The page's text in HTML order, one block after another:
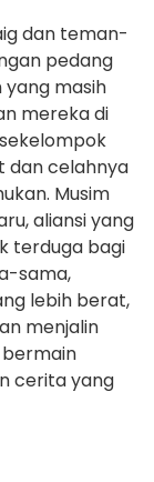
dan teman-
pedang
masih
mereka di
dan celahnya
Musim
aliansi yang
terduga bagi
sama,
lebih berat,
menjalin
bermain
cerita yang